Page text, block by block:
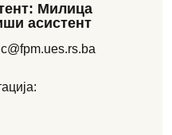
Милица
асистент